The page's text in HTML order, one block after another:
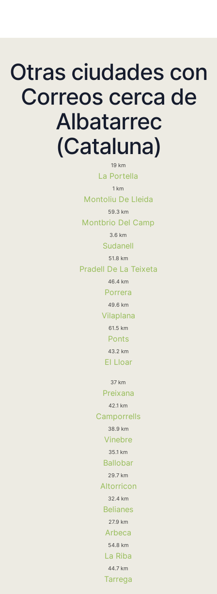
Otras ciudades con
Correos cerca de
Albatarrec
(Cataluna)
19 km
La Portella
1 km
Montoliu De Lleida
59.3 km
Montbrio Del Camp
3.6 km
Sudanell
51.8 km
Pradell De La Teixeta
46.4 km
Porrera
49.6 km
Vilaplana
61.5 km
Ponts
43.2 km
El Lloar
37 km
Preixana
42.1 km
Camporrells
38.9 km
Vinebre
35.1 km
Ballobar
29.7 km
Altorricon
32.4 km
Belianes
27.9 km
Arbeca
54.8 km
La Riba
44.7 km
Tarrega